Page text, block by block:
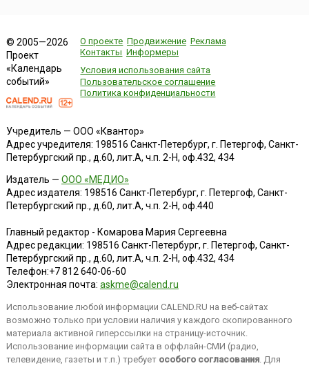
© 2005—2026
Проект
«Календарь
событий»
О проекте Продвижение Реклама
Контакты Информеры
Условия использования сайта
Пользовательское соглашение
Политика конфиденциальности
Учредитель — ООО «Квантор»
Адрес учредителя: 198516 Санкт-Петербург, г. Петергоф, Санкт-
Петербургский пр., д.60, лит.А, ч.п. 2-Н, оф.432, 434
Издатель — ООО «МЕДИО»
Адрес издателя: 198516 Санкт-Петербург, г. Петергоф, Санкт-
Петербургский пр., д.60, лит.А, ч.п. 2-Н, оф.440
Главный редактор - Комарова Мария Сергеевна
Адрес редакции: 198516 Санкт-Петербург, г. Петергоф, Санкт-
Петербургский пр., д.60, лит.А, ч.п. 2-Н, оф.432, 434
Телефон:+7 812 640-06-60
Электронная почта: askme@calend.ru
Использование любой информации CALEND.RU на веб-сайтах
возможно только при условии наличия у каждого скопированного
материала активной гиперссылки на страницу-источник.
Использование информации сайта в оффлайн-СМИ (радио,
телевидение, газеты и т.п.) требует особого согласования. Для